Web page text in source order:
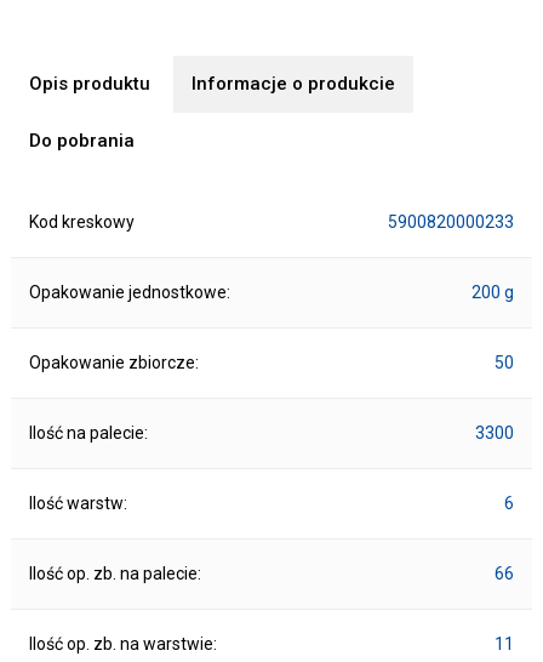
Opis produktu Informacje o produkcie
Do pobrania
Kod kreskowy 5900820000233
Opakowanie jednostkowe: 200 g
Opakowanie zbiorcze: 50
Ilość na palecie: 3300
Ilość warstw: 6
Ilość op. zb. na palecie: 66
Ilość op. zb. na warstwie: 11